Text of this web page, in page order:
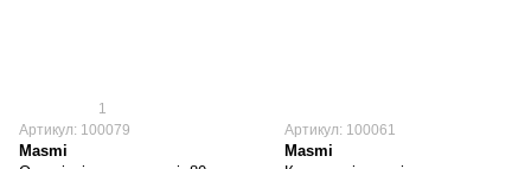
1
Артикул: 100079
Masmi
Артикул: 100061
Masmi